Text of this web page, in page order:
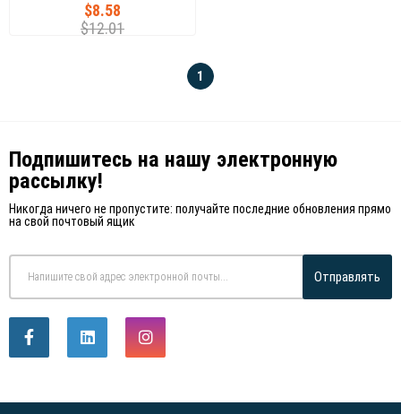
$8.58
$12.01
1
Подпишитесь на нашу электронную
рассылку!
Никогда ничего не пропустите: получайте последние обновления прямо
на свой почтовый ящик
Отправлять